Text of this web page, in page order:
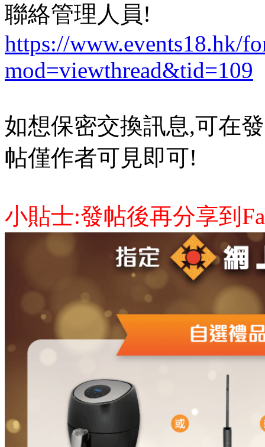
聯絡管理人員!
https://www.events18.hk/
mod=viewthread&tid=109
如想保密交換訊息,可在
帖僅作者可見即可!
小貼士:發帖後再分享到